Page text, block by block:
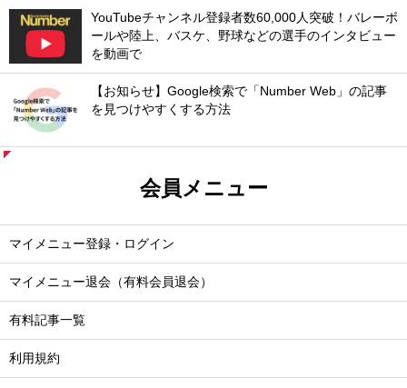
YouTubeチャンネル登録者数60,000人突破！バレーボ
ールや陸上、バスケ、野球などの選手のインタビュー
を動画で
【お知らせ】Google検索で「Number Web」の記事
を見つけやすくする方法
会員メニュー
マイメニュー登録・ログイン
マイメニュー退会（有料会員退会）
有料記事一覧
利用規約